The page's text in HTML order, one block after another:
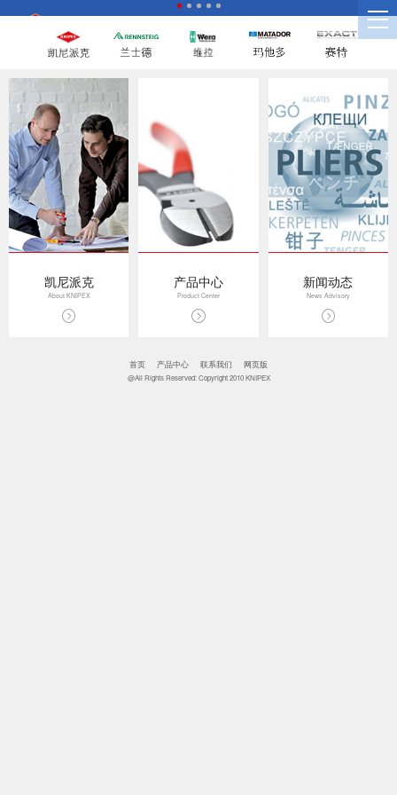
凯尼派克
About KNIPEX
产品中心
Product Center
新闻动态
News Advisory
首页 产品中心 联系我们 网页版
@All Rights Reserved: Copyright 2010 KNIPEX